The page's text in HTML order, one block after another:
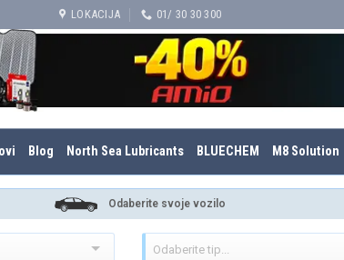
LOKACIJA 01/ 30 30 300
Blog North Sea Lubricants BLUECHEM M8 Solution
Odaberite svoje vozilo